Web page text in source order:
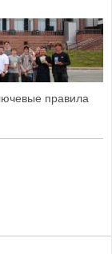
правила